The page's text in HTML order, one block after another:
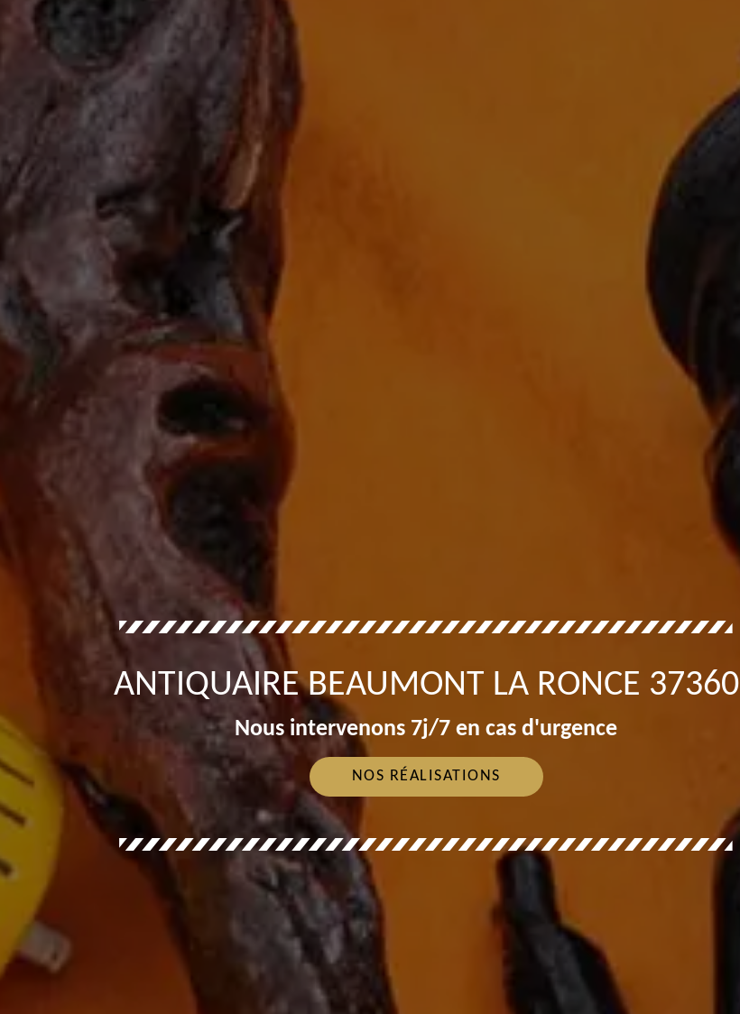
ANTIQUAIRE BEAUMONT LA RONCE 37360
Nous intervenons 7j/7 en cas d'urgence
NOS RÉALISATIONS